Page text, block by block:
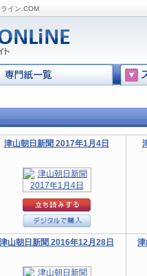
イン.COM
津山朝日新聞 2017年1月4日
津山朝日新聞 2016年12月28日